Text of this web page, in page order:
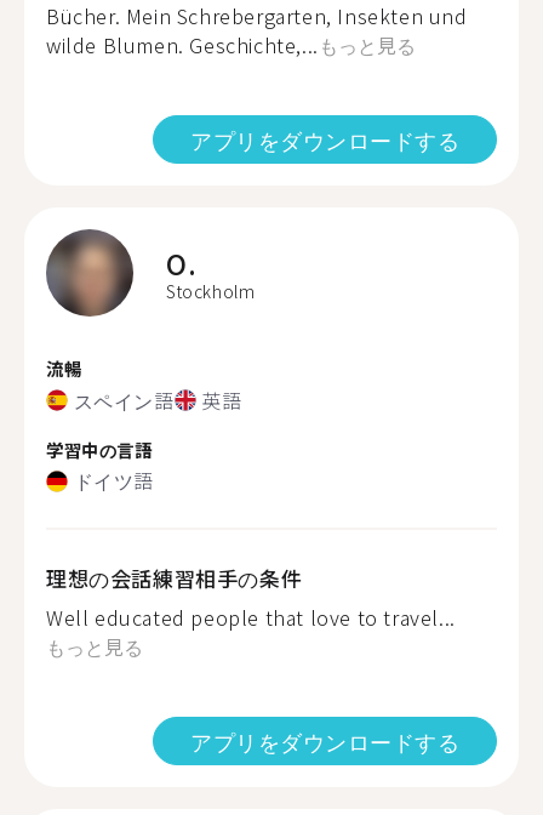
Bücher. Mein Schrebergarten, Insekten und
wilde Blumen. Geschichte,... もっと見る
アプリをダウンロードする
O.
Stockholm
流暢
スペイン語 英語
学習中の言語
ドイツ語
理想の会話練習相手の条件
Well educated people that love to travel...
もっと見る
アプリをダウンロードする